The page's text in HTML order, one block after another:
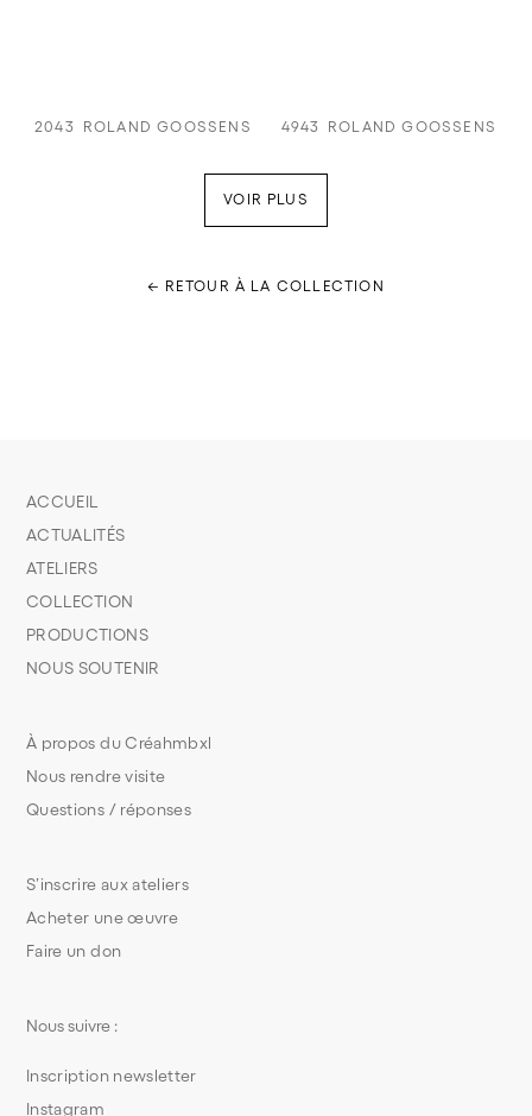
2043 ROLAND GOOSSENS 4943 ROLAND GOOSSENS
VOIR PLUS
← RETOUR À LA COLLECTION
S’inscrire aux ateliers
Acheter une œuvre
Faire un don
À propos du Créahmbxl
Nous rendre visite
Questions / réponses
ACCUEIL
ACTUALITÉS
ATELIERS
COLLECTION
PRODUCTIONS
NOUS SOUTENIR
Nous suivre :
Inscription newsletter
Instagram